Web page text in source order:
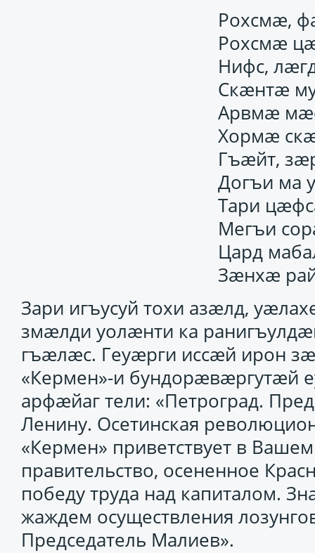
Рохсмӕ,
Рохсмӕ
Нифс,
Скӕнтӕ
Арвмӕ
Хормӕ
Гъӕйт,
Догъи ма
Тари
Мегъи
Цард
Зӕнхӕ
Зари игъусуй тохи азӕлд,
змӕлди уолӕнти ка
гъӕлӕс. Геуӕрги иссӕй ирон
«Кермен»-и бундорӕвӕргутӕй
арфӕйаг тели: «Петроград.
Ленину. Осетинская
«Кермен» приветствует в
правительство, осененное
победу труда над капиталом.
жаждем осуществления
Председатель Малиев».